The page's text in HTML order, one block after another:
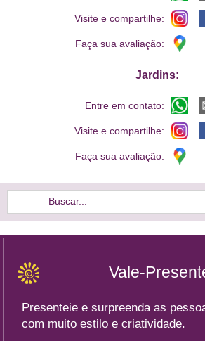
Visite e compartilhe:
Faça sua avaliação:
Jardins:
Entre em contato:
Visite e compartilhe:
Faça sua avaliação:
Buscar...
Vale-
Presenteie e surpreenda as
com muito estilo e criatividade.